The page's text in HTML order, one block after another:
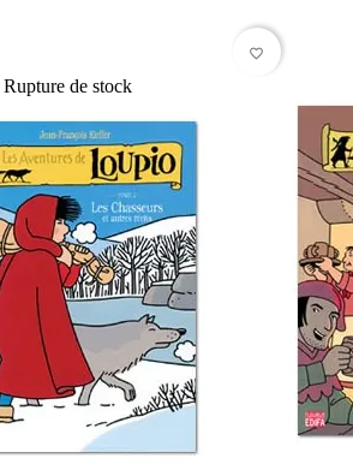
Rupture de stock
favorite_border